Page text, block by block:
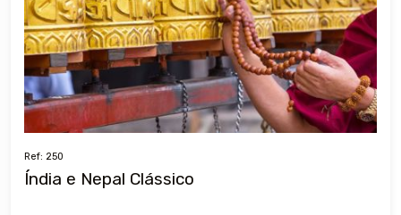
Ref: 250
Índia e Nepal Clássico